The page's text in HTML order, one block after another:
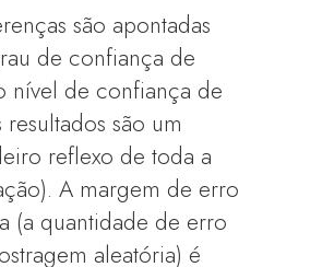
são apontadas
de confiança de
nível de confiança de
resultados são um
reflexo de toda a
A margem de erro
(a quantidade de erro
aleatória) é